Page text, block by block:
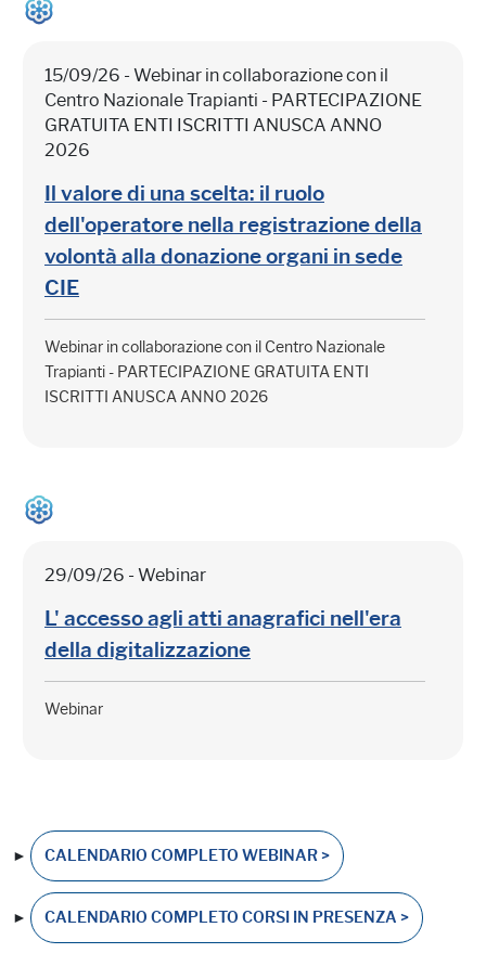
15/09/26 - Webinar in collaborazione con il
Centro Nazionale Trapianti - PARTECIPAZIONE
GRATUITA ENTI ISCRITTI ANUSCA ANNO
2026
Il valore di una scelta: il ruolo
dell'operatore nella registrazione della
volontà alla donazione organi in sede
CIE
Webinar in collaborazione con il Centro Nazionale
Trapianti - PARTECIPAZIONE GRATUITA ENTI
ISCRITTI ANUSCA ANNO 2026
29/09/26 - Webinar
L' accesso agli atti anagrafici nell'era
della digitalizzazione
Webinar
► CALENDARIO COMPLETO WEBINAR >
► CALENDARIO COMPLETO CORSI IN PRESENZA >